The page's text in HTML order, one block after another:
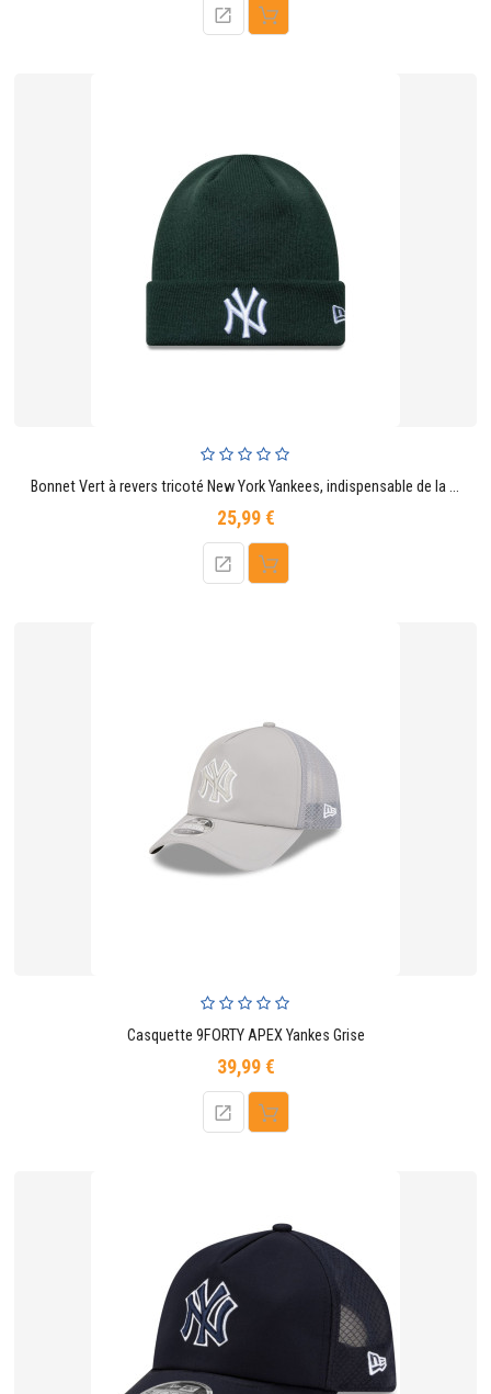
Bonnet Vert à revers tricoté New York Yankees, indispensable de la ligue MLB
25,99 €Prix
Casquette 9FORTY APEX Yankes Grise
39,99 €Prix